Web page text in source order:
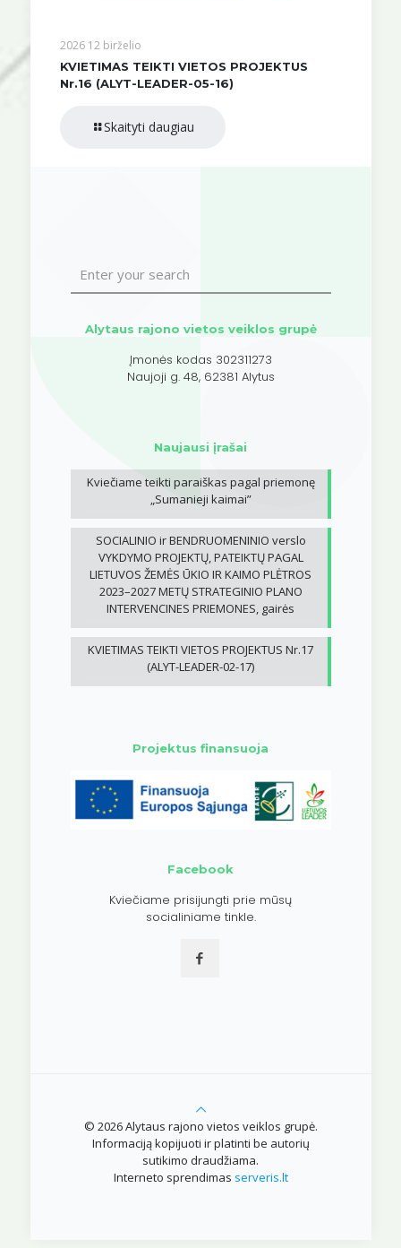
2026 12 birželio
KVIETIMAS TEIKTI VIETOS PROJEKTUS
Nr.16 (ALYT-LEADER-05-16)
Skaityti daugiau
Alytaus rajono vietos veiklos grupė
Įmonės kodas 302311273
Naujoji g. 48, 62381 Alytus
Naujausi įrašai
Kviečiame teikti paraiškas pagal priemonę
„Sumanieji kaimai”
SOCIALINIO ir BENDRUOMENINIO verslo
VYKDYMO PROJEKTŲ, PATEIKTŲ PAGAL
LIETUVOS ŽEMĖS ŪKIO IR KAIMO PLĖTROS
2023–2027 METŲ STRATEGINIO PLANO
INTERVENCINES PRIEMONES, gairės
KVIETIMAS TEIKTI VIETOS PROJEKTUS Nr.17
(ALYT-LEADER-02-17)
Projektus finansuoja
Facebook
Kviečiame prisijungti prie mūsų
socialiniame tinkle.
© 2026 Alytaus rajono vietos veiklos grupė.
Informaciją kopijuoti ir platinti be autorių
sutikimo draudžiama.
Interneto sprendimas serveris.lt